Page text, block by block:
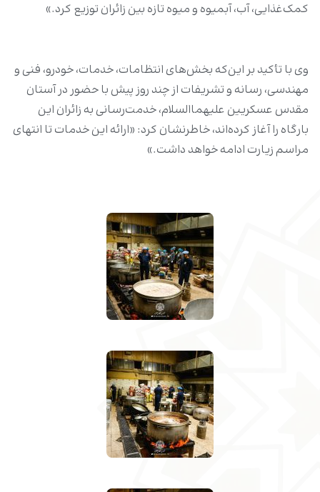
کمک‌غذایی، آب، آبمیوه و میوه تازه بین زائران توزیع کرد.»
وی با تأکید بر این‌که بخش‌های انتظامات، خدمات، خودرو، فنی و
مهندسی، رسانه و تشریفات از چند روز پیش با حضور در آستان
مقدس عسکریین علیهماالسلام، خدمت‌رسانی به زائران این
بارگاه را آغاز کرده‌اند، خاطرنشان کرد: «ارائه این خدمات تا انتهای
مراسم زیارت ادامه خواهد داشت.»